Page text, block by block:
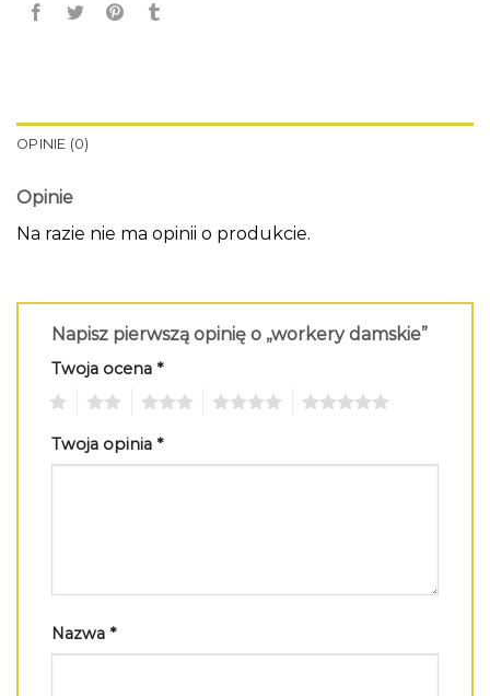
OPINIE (0)
Opinie
Na razie nie ma opinii o produkcie.
Napisz pierwszą opinię o „workery damskie”
Twoja ocena *
Twoja opinia *
Nazwa *